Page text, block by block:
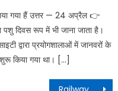
गया हैं उत्तर — 24 अप्रैल 👉
पशु दिवस रूप में भी जाना जाता है।
द्वारा प्रयोगशालाओं में जानवरों के
किया गया था। […]